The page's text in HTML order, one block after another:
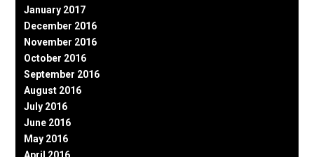
January 2017
December 2016
November 2016
October 2016
September 2016
August 2016
July 2016
June 2016
May 2016
April 2016